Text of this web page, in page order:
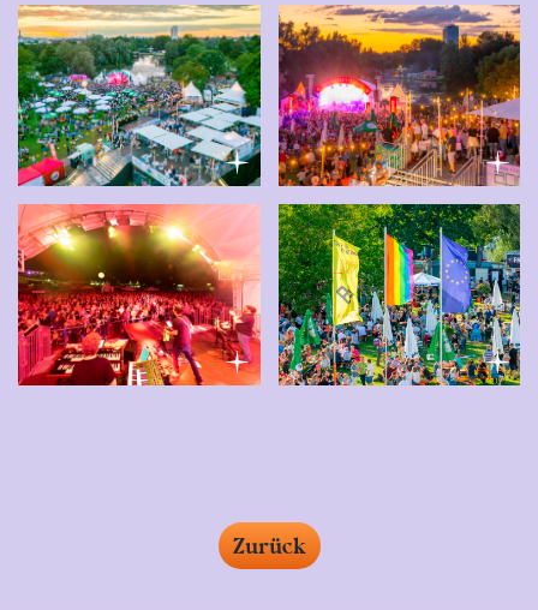
Zurück